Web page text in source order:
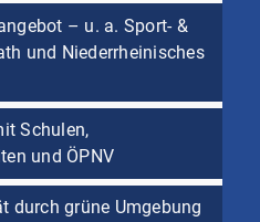
– u. a. Sport- &
und Niederrheinisches
Schulen,
und ÖPNV
durch grüne Umgebung